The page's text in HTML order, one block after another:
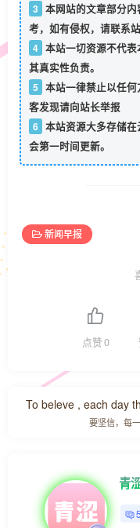
3 本网站的文章部分
考，如有侵权，请联系
4 本站一切资源不代
其真实性负责。
5 本站一律禁止以任
客发现请向站长举报
6 本站资源大多存储
会第一时间更新。
新闻早报
点赞0
To beleve , each day
要坚信，每
青
5